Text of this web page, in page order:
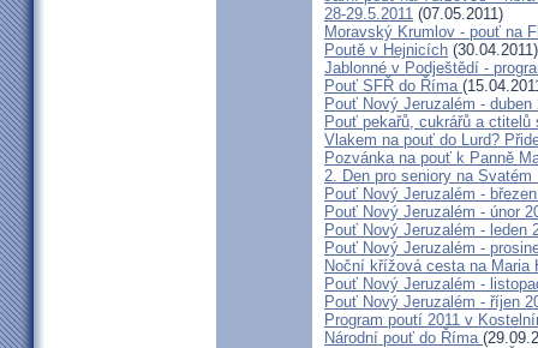
28-29.5.2011 (07.05.2011)
Moravský Krumlov - pouť na
Poutě v Hejnicích (30.04.2011)
Jablonné v Podještědí -
Pouť SFŘ do Říma
Pouť Nový Jeruzalém - duben
Pouť pekařů, cukrářů a ctitelů
Vlakem na pouť do Lurd?
Pozvánka na pouť k Panně
2. Den pro seniory na
Pouť Nový Jeruzalém -
Pouť Nový Jeruzalém - únor
Pouť Nový Jeruzalém - leden
Pouť Nový Jeruzalém -
Noční křížová cesta na Maria
Pouť Nový Jeruzalém -
Pouť Nový Jeruzalém - říjen
Program poutí 2011 v
Národní pouť do Říma